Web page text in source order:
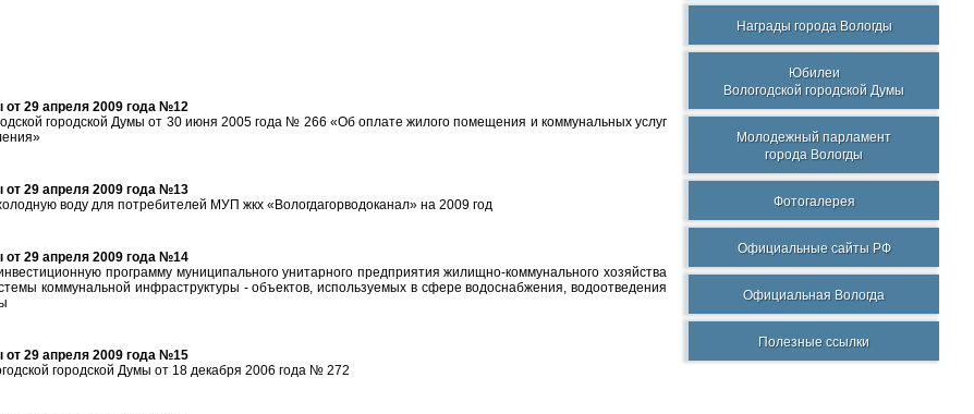
29 апреля 2009 года №12
городской Думы от 30 июня 2005 года № 266 «Об оплате жилого помещения и коммунальных услуг
29 апреля 2009 года №13
воду для потребителей МУП жкх «Вологдагорводоканал» на 2009 год
29 апреля 2009 года №14
программу муниципального унитарного предприятия жилищно-коммунального хозяйства
коммунальной инфраструктуры - объектов, используемых в сфере водоснабжения, водоотведения
29 апреля 2009 года №15
городской Думы от 18 декабря 2006 года № 272
Награды города Вологды
Юбилеи
Вологодской городской Думы
Молодежный парламент
города Вологды
Фотогалерея
Официальные сайты РФ
Официальная Вологда
Полезные ссылки